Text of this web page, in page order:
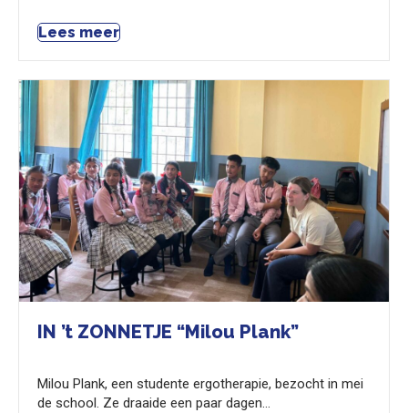
Lees meer
IN ’t ZONNETJE “Milou Plank”
Milou Plank, een studente ergotherapie, bezocht in mei
de school. Ze draaide een paar dagen…